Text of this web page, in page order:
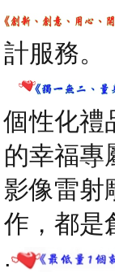
計服務。
個性化禮
的幸福
影像雷射
作，都是
.